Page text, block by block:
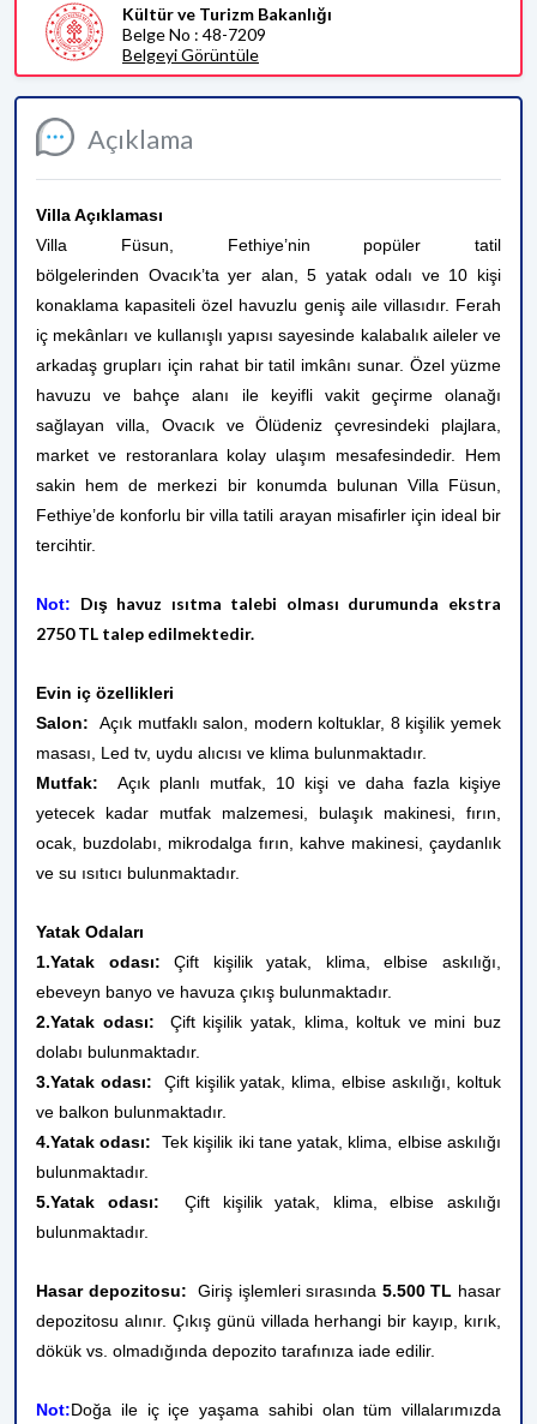
Açıklama
Villa Açıklaması
Villa Füsun, Fethiye’nin popüler tatil
bölgelerinden Ovacık’ta yer alan, 5 yatak odalı ve 10 kişi
konaklama kapasiteli özel havuzlu geniş aile villasıdır. Ferah
iç mekânları ve kullanışlı yapısı sayesinde kalabalık aileler ve
arkadaş grupları için rahat bir tatil imkânı sunar. Özel yüzme
havuzu ve bahçe alanı ile keyifli vakit geçirme olanağı
sağlayan villa, Ovacık ve Ölüdeniz çevresindeki plajlara,
market ve restoranlara kolay ulaşım mesafesindedir. Hem
sakin hem de merkezi bir konumda bulunan Villa Füsun,
Fethiye’de konforlu bir villa tatili arayan misafirler için ideal bir
tercihtir.
Not: Dış havuz ısıtma talebi olması durumunda ekstra
2750 TL talep edilmektedir.
Evin iç özellikleri
Salon: Açık mutfaklı salon, modern koltuklar, 8 kişilik yemek
masası, Led tv, uydu alıcısı ve klima bulunmaktadır.
Mutfak: Açık planlı mutfak, 10 kişi ve daha fazla kişiye
yetecek kadar mutfak malzemesi, bulaşık makinesi, fırın,
ocak, buzdolabı, mikrodalga fırın, kahve makinesi, çaydanlık
ve su ısıtıcı bulunmaktadır.
Yatak Odaları
1.Yatak odası: Çift kişilik yatak, klima, elbise askılığı,
ebeveyn banyo ve havuza çıkış bulunmaktadır.
2.Yatak odası:
Çift kişilik yatak, klima, koltuk ve mini buz
dolabı bulunmaktadır.
3.Yatak odası:
Çift kişilik yatak, klima, elbise askılığı, koltuk
ve balkon bulunmaktadır.
4.Yatak odası: Tek kişilik iki tane yatak, klima, elbise askılığı
bulunmaktadır.
5.Yatak odası:
Çift kişilik yatak, klima, elbise askılığı
bulunmaktadır.
Hasar depozitosu: Giriş işlemleri sırasında 5.500 TL hasar
depozitosu alınır. Çıkış günü villada herhangi bir kayıp, kırık,
dökük vs. olmadığında depozito tarafınıza iade edilir.
Not:Doğa ile iç içe yaşama sahibi olan tüm villalarımızda
Kültür ve Turizm Bakanlığı
Belge No : 48-7209
Belgeyi Görüntüle